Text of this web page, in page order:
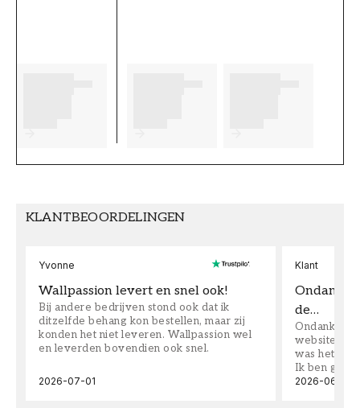
KLANTBEOORDELINGEN
Yvonne
Wallpassion levert en snel ook!
Bij andere bedrijven stond ook dat ik
ditzelfde behang kon bestellen, maar zij
konden het niet leveren. Wallpassion wel
en leverden bovendien ook snel.
2026-07-01
Klant
Ondanks
de…
Ondanks
website
was het
Ik ben
2026-06-08